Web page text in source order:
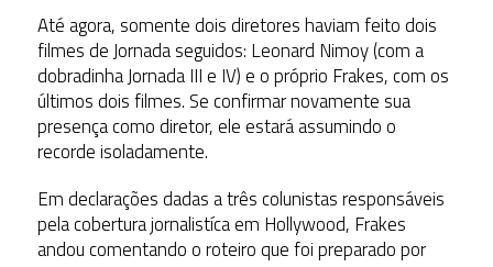
Até agora, somente dois diretores haviam feito dois
filmes de Jornada seguidos: Leonard Nimoy (com a
dobradinha Jornada III e IV) e o próprio Frakes, com os
últimos dois filmes. Se confirmar novamente sua
presença como diretor, ele estará assumindo o
recorde isoladamente.
Em declarações dadas a três colunistas responsáveis
pela cobertura jornalistíca em Hollywood, Frakes
andou comentando o roteiro que foi preparado por